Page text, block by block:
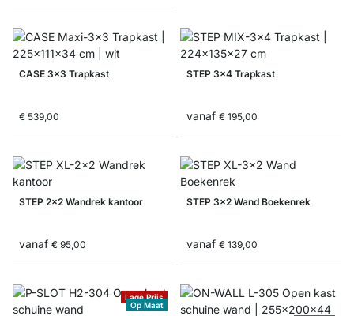
CASE 3x3 Trapkast
€ 539,00
STEP 3x4 Trapkast
vanaf € 195,00
STEP 2x2 Wandrek kantoor
vanaf € 95,00
STEP 3x2 Wand Boekenrek
vanaf € 139,00
Lage Prijs
Op Maat